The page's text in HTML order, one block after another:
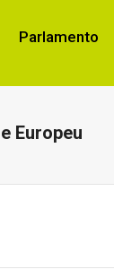
Parlamento
Europeu